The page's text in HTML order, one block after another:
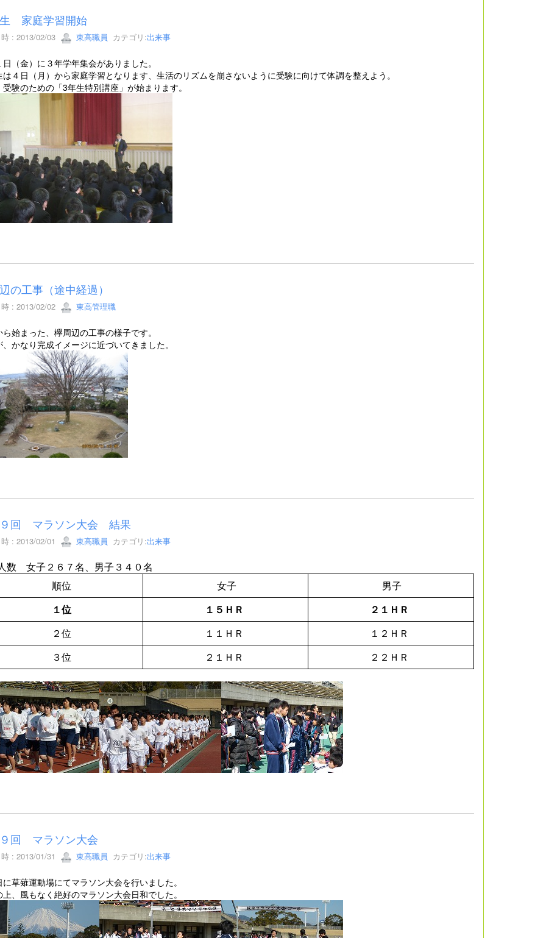
家庭学習開始
: 2013/02/03 東高職員 カテゴリ:出来事
（金）に３年学年集会がありました。
４日（月）から家庭学習となります、生活のリズムを崩さないように受験に向けて体調を整えよう。
験のための「3年生特別講座」が始まります。
の工事（途中経過）
: 2013/02/02 東高管理職
始まった、欅周辺の工事の様子です。
かなり完成イメージに近づいてきました。
回 マラソン大会 結果
: 2013/02/01 東高職員 カテゴリ:出来事
数 女子２６７名、男子３４０名
順位
女子
男子
１位
１５ＨＲ
２１ＨＲ
２位
１１ＨＲ
１２ＨＲ
３位
２１ＨＲ ２２ＨＲ
回 マラソン大会
: 2013/01/31 東高職員 カテゴリ:出来事
草薙運動場にてマラソン大会を行いました。
、風もなく絶好のマラソン大会日和でした。